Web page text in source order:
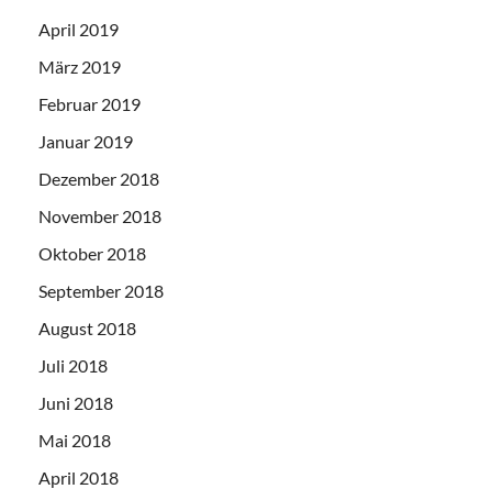
April 2019
März 2019
Februar 2019
Januar 2019
Dezember 2018
November 2018
Oktober 2018
September 2018
August 2018
Juli 2018
Juni 2018
Mai 2018
April 2018